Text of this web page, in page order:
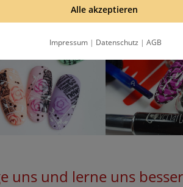
uns und lerne uns
Alle akzeptieren
Impressum | Datenschutz | AGB